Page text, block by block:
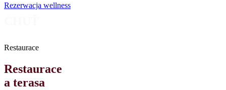
Rezerwacja wellness
Restaurace
Restaurace
a terasa